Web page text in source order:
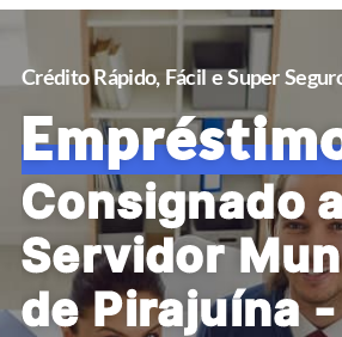
Crédito Rápido, Fácil e Super
Consignado
Servidor
de Pirajuína -